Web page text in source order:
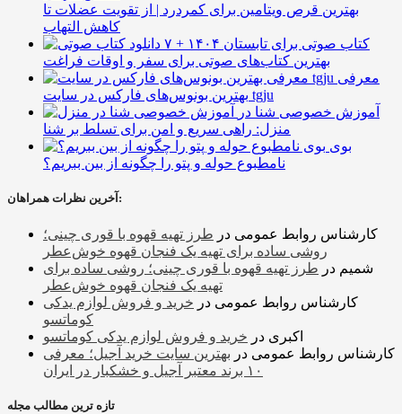
بهترین قرص ویتامین برای کمردرد | از تقویت عضلات تا
کاهش التهاب
۷ کتاب صوتی برای تابستان ۱۴۰۴ +
بهترین کتاب‌های صوتی برای سفر و اوقات فراغت
معرفی
بهترین بونوس‌های فارکس در سایت tgju
آموزش خصوصی شنا در
منزل: راهی سریع و امن برای تسلط بر شنا
بوی
نامطبوع حوله و پتو را چگونه از بین ببریم؟
آخرین نظرات همراهان:
کارشناس روابط عمومی در طرز تهیه قهوه با قوری چینی؛
روشی ساده برای تهیه یک فنجان قهوه خوش‌عطر
شمیم در طرز تهیه قهوه با قوری چینی؛ روشی ساده برای
تهیه یک فنجان قهوه خوش‌عطر
کارشناس روابط عمومی در خرید و فروش لوازم یدکی
کوماتسو
اکبری در خرید و فروش لوازم یدکی کوماتسو
کارشناس روابط عمومی در بهترین سایت خرید آجیل؛ معرفی
۱۰ برند معتبر آجیل و خشکبار در ایران
تازه ترین مطالب مجله